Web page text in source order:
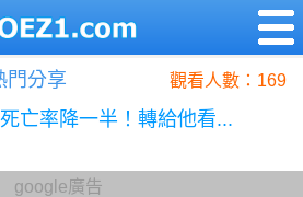
門分享 觀看人數：169
亡率降一半！轉給他看...
google廣告